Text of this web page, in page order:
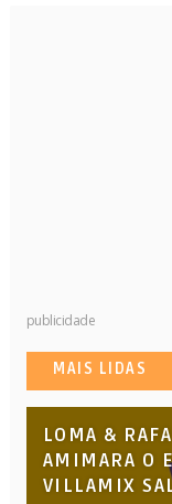
publicidade
MAIS LIDAS
LOMA &
AMIMARA O
VILLAMIX